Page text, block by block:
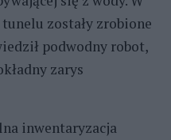
zostały zrobione
podwodny robot,
zarys
inwentaryzacja